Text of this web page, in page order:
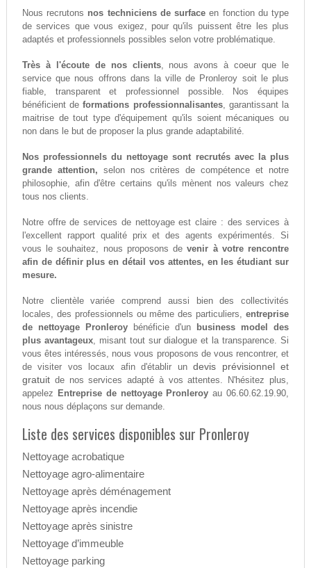
Nous recrutons nos techniciens de surface en fonction du type
de services que vous exigez, pour qu'ils puissent être les plus
adaptés et professionnels possibles selon votre problématique.
Très à l'écoute de nos clients, nous avons à coeur que le
service que nous offrons dans la ville de Pronleroy soit le plus
fiable, transparent et professionnel possible. Nos équipes
bénéficient deformations professionnalisantes, garantissant la
maitrise de tout type d'équipement qu'ils soient mécaniques ou
non dans le but de proposer la plus grande adaptabilité.
Nos professionnels du nettoyage sont recrutés avec la plus
grande attention, selon nos critères de compétence et notre
philosophie, afin d'être certains qu'ils mènent nos valeurs chez
tous nos clients.
Notre offre de services de nettoyage est claire : des services à
l'excellent rapport qualité prix et des agents expérimentés. Si
vous le souhaitez, nous proposons devenir à votre rencontre
afin de définir plus en détail vos attentes, en les étudiant sur
mesure.
Notre clientèle variée comprend aussi bien des collectivités
locales, des professionnels ou même des particuliers,entreprise
de nettoyage Pronleroybénéficie d'un
business model des
plus avantageux, misant tout sur dialogue et la transparence. Si
vous êtes intéressés, nous vous proposons de vous rencontrer, et
de visiter vos locaux afin d'établir undevis prévisionnel et
gratuitde nos services adapté à vos attentes. N'hésitez plus,
appelez Entreprise de nettoyage Pronleroy au 06.60.62.19.90,
nous nous déplaçons sur demande.
Liste des services disponibles sur Pronleroy
Nettoyage acrobatique
Nettoyage agro-alimentaire
Nettoyage après déménagement
Nettoyage après incendie
Nettoyage après sinistre
Nettoyage d’immeuble
Nettoyage parking